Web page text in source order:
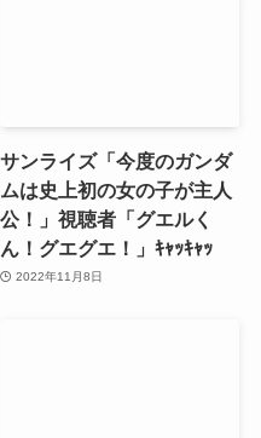
サンライズ「今度のガンダ
ムは史上初の女の子が主人
公！」視聴者「グエルく
ん！グエグエ！」ｷｬｯｷｬｯ
2022年11月8日